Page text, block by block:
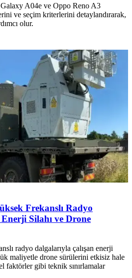
Galaxy A04e ve Oppo Reno A3
ve seçim kriterlerini detaylandırarak,
olur.
Frekanslı Radyo
Silahı ve Drone
radyo dalgalarıyla çalışan enerji
maliyetle drone sürülerini etkisiz hale
faktörler gibi teknik sınırlamalar